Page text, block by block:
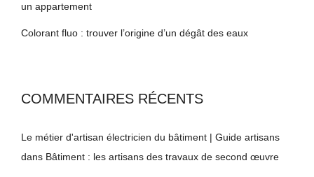
un appartement
Colorant fluo : trouver l’origine d’un dégât des eaux
COMMENTAIRES RÉCENTS
Le métier d'artisan électricien du bâtiment | Guide artisans
dans Bâtiment : les artisans des travaux de second œuvre